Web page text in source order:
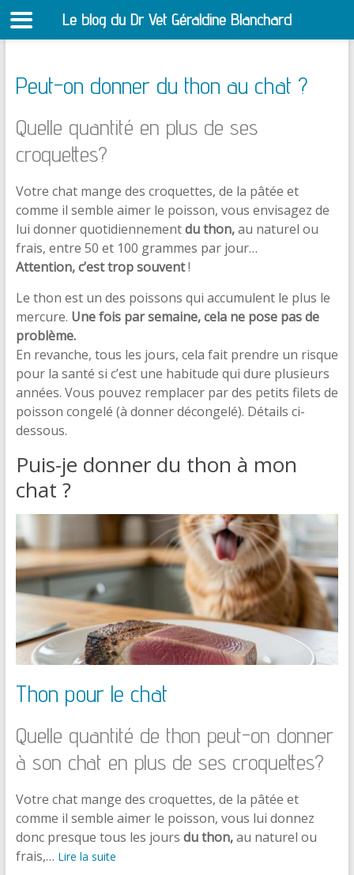
Peut-on donner du thon au chat ?
Quelle quantité en plus de ses
croquettes?
Votre chat mange des croquettes, de la pâtée et
comme il semble aimer le poisson, vous envisagez de
lui donner quotidiennementdu thon,au naturel ou
frais, entre 50 et 100 grammes par jour…
Attention, c’est trop souvent!
Le thon est un des poissons qui accumulent le plus le
mercure. Une fois par semaine, cela ne pose pas de
problème.
En revanche, tous les jours, cela fait prendre un risque
pour la santé si c’est une habitude qui dure plusieurs
années. Vous pouvez remplacer par des petits filets de
poisson congelé (à donner décongelé). Détails ci-
dessous.
Puis-je donner du thon à mon
chat ?
Thon pour le chat
Quelle quantité de thon peut-on donner
à son chat en plus de ses croquettes?
Votre chat mange des croquettes, de la pâtée et
comme il semble aimer le poisson, vous lui donnez
donc presque tous les jours du thon,au naturel ou
frais,… Lire la suite
Le blog du Dr Vet Géraldine Blanchard